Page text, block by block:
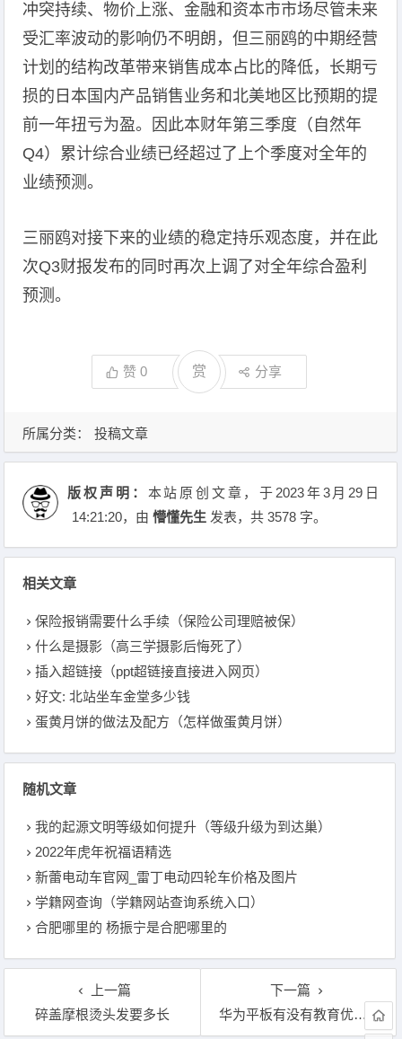
冲突持续、物价上涨、金融和资本市市场尽管未来
受汇率波动的影响仍不明朗，但三丽鸥的中期经营
计划的结构改革带来销售成本占比的降低，长期亏
损的日本国内产品销售业务和北美地区比预期的提
前一年扭亏为盈。因此本财年第三季度（自然年
Q4）累计综合业绩已经超过了上个季度对全年的
业绩预测。
三丽鸥对接下来的业绩的稳定持乐观态度，并在此
次Q3财报发布的同时再次上调了对全年综合盈利
预测。
赞0 赏 分享
所属分类： 投稿文章
版权声明： 本站原创文章，于2023年3月29日
14:21:20，由懵懂先生 发表，共 3578 字。
相关文章
保险报销需要什么手续（保险公司理赔被保）
什么是摄影（高三学摄影后悔死了）
插入超链接（ppt超链接直接进入网页）
好文: 北站坐车金堂多少钱
蛋黄月饼的做法及配方（怎样做蛋黄月饼）
随机文章
我的起源文明等级如何提升（等级升级为到达巢）
2022年虎年祝福语精选
新蕾电动车官网_雷丁电动四轮车价格及图片
学籍网查询（学籍网站查询系统入口）
合肥哪里的 杨振宁是合肥哪里的
上一篇
碎盖摩根烫头发要多长
下一篇
华为平板有没有教育优惠2022